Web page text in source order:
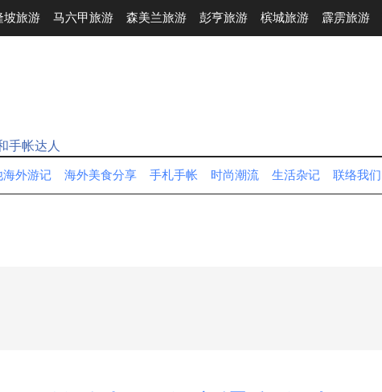
坡旅游 马六甲旅游 森美兰旅游 彭亨旅游 槟城旅游 霹雳旅游
手帐达人
海外游记 海外美食分享 手札手帐 时尚潮流 生活杂记 联络我们